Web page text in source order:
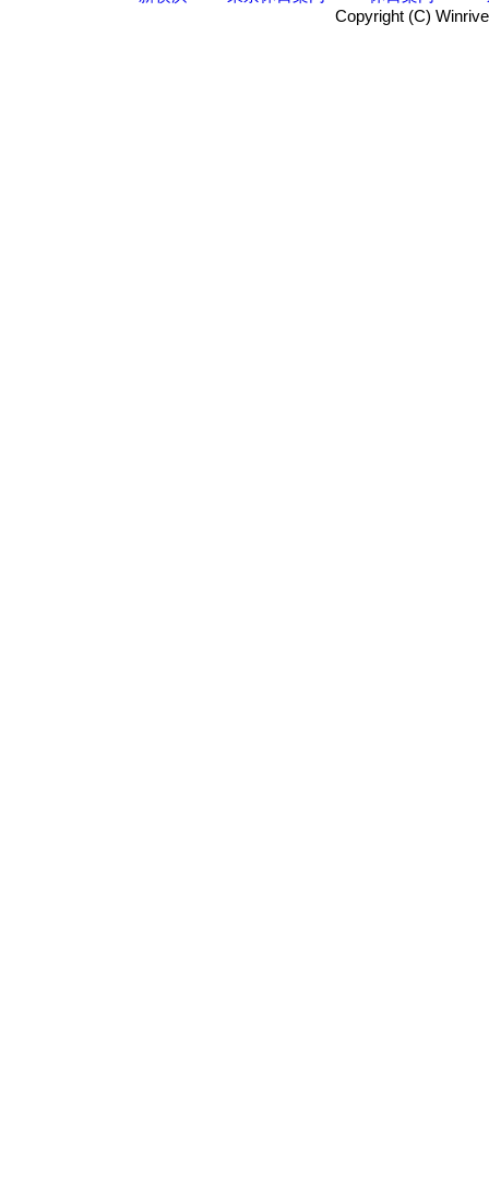
Copyright (C)